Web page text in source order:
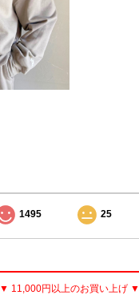
1495 25
▼ 11,000円以上のお買い上げ ▼